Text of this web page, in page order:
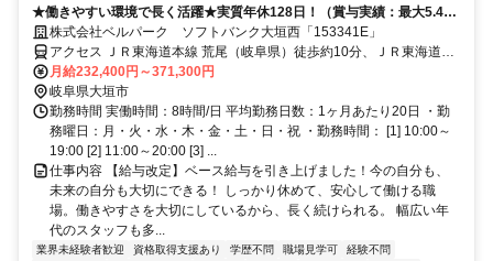
★働きやすい環境で長く活躍★実質年休128日！（賞与実績：最大5.4か
月分）
株式会社ベルパーク ソフトバンク大垣西「153341E」
アクセス ＪＲ東海道本線 荒尾（岐阜県）徒歩約10分、ＪＲ東海道本
線 美濃赤坂徒歩約18分、養老鉄道 北大垣徒歩約19分
月給232,400円～371,300円
岐阜県大垣市
勤務時間 実働時間：8時間/日 平均勤務日数：1ヶ月あたり20日 ・勤
務曜日：月・火・水・木・金・土・日・祝 ・勤務時間： [1] 10:00～
19:00 [2] 11:00～20:00 [3] ...
仕事内容 【給与改定】ベース給与を引き上げました！今の自分も、
未来の自分も大切にできる！ しっかり休めて、安心して働ける職
場。働きやすさを大切にしているから、長く続けられる。 幅広い年
代のスタッフも多...
業界未経験者歓迎 資格取得支援あり 学歴不問 職場見学可
経験不問